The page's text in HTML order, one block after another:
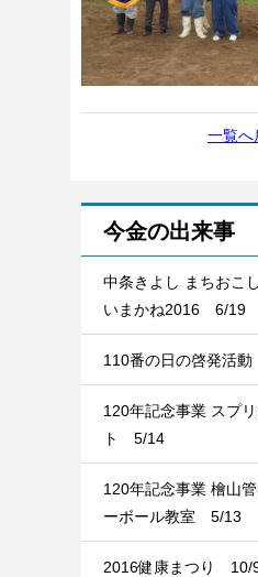
一覧へ
今金の出来事
中条きよし まちおこ
いまかね2016 6/19
110番の日の啓発活動
120年記念事業 スプ
ト 5/14
120年記念事業 檜山
ーボール教室 5/13
2016健康まつり 10/